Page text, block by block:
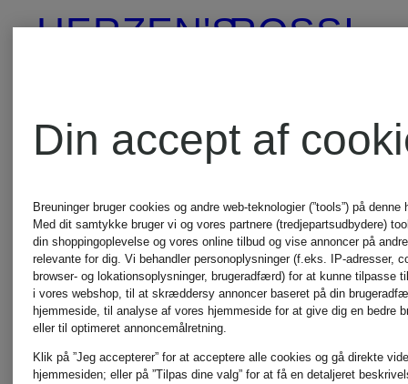
HERZEN'S
Jellycat
Joseph
ROSSI
RINO &
SKIMS
Smith
Din accept af
Breuninger bruger cookies og andre web-teknologier (”tools”) på denne
Med dit samtykke bruger vi og vores partnere (tredjepartsudbydere)
din shoppingoplevelse og vores online tilbud og vise annoncer på
relevante for dig. Vi behandler personoplysninger (f.eks. IP-adresser,
browser- og lokationsoplysninger, brugeradfærd) for at kunne tilpasse
i vores webshop, til at skræddersy annoncer baseret på din
hjemmeside, til analyse af vores hjemmeside for at give dig en bedre
eller til optimeret annoncemålretning.
Klik på ”Jeg accepterer” for at acceptere alle cookies og gå direkte
hjemmesiden; eller på ”Tilpas dine valg” for at få en detaljeret